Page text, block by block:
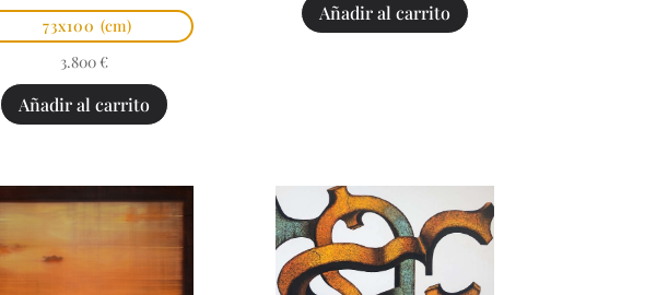
73x100 (cm)
3.800 €
Añadir al carrito
Añadir al carrito